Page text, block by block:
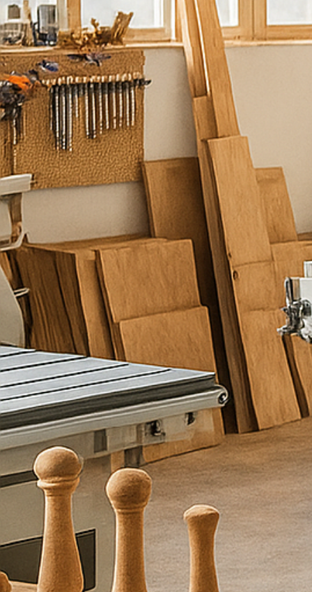
ש
מ
ח
ל
ע
מ
ו
ד
ל
ש
ר
ו
ת
כ
ם
מ
ל
א
ו
פ
ר
ט
י
ם
ו
א
נ
ו
נ
ח
ז
ו
ר